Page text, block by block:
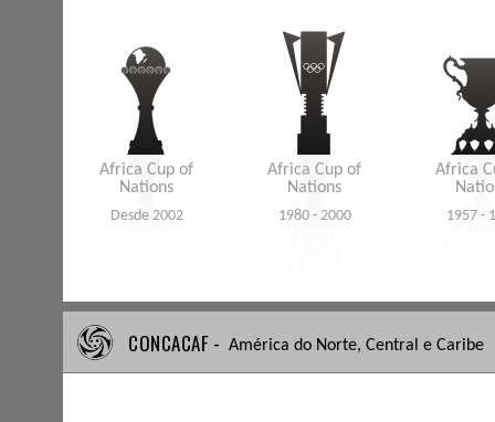
Africa Cup of
Nations
Desde 2002
Africa Cup of
Nations
1980 - 2000
Africa
1957 -
CONCACAF - América do Norte, Central e Caribe